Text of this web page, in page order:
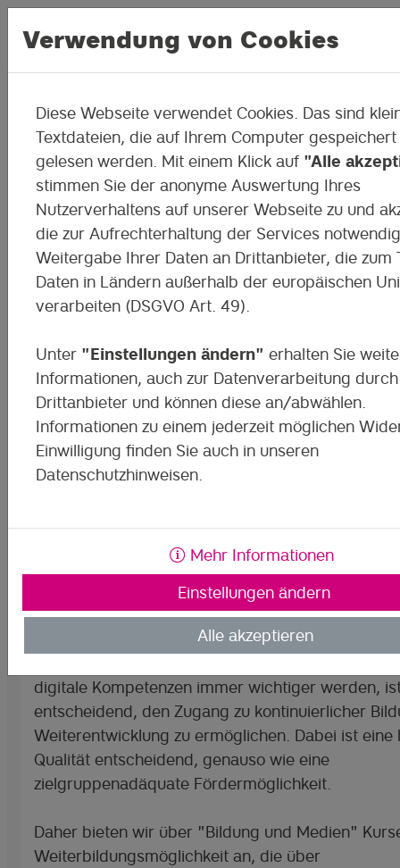
Gefördertes Kursangebot
Im Bereich Bildung und Medien liegt
Potential, nicht nur für Kinder und
sondern auch für ihre erwachsenen
Begleiter:innen. Gleichzeitig bieten
Technologien eine große Bandbreite an
Weiterbildungsoptionen für
digitale Kompetenzen immer wichtiger werden,
entscheidend, den Zugang zu kontinuierlicher
Weiterentwicklung zu ermöglichen. Dabei ist eine
Qualität entscheidend, genauso wie eine
zielgruppenadäquate Fördermöglichkeit.
Daher bieten wir über "Bildung und Medien"
Weiterbildungsmöglichkeit an, die über
Verwendung von Cookies
Diese Webseite verwendet Cookies. Das sind
Textdateien, die auf Ihrem Computer
gelesen werden. Mit einem Klick auf "Alle
stimmen Sie der anonyme Auswertung Ihres
Nutzerverhaltens auf unserer Webseite zu und
die zur Aufrechterhaltung der Services
Weitergabe Ihrer Daten an Drittanbieter, die zum
Daten in Ländern außerhalb der europäischen
verarbeiten (DSGVO Art. 49).
Unter "Einstellungen ändern" erhalten Sie
Informationen, auch zur Datenverarbeitung durch
Drittanbieter und können diese an/abwählen.
Informationen zu einem jederzeit möglichen
Einwilligung finden Sie auch in unseren
Datenschutzhinweisen.
Mehr Informationen
Einstellungen ändern
Alle akzeptieren